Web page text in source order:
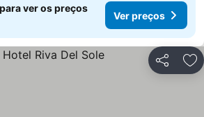
ver os preços
Ver preços
Partilhar